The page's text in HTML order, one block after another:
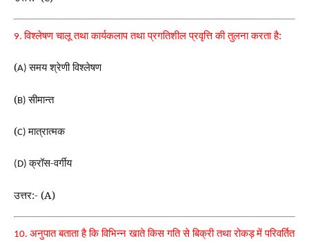
9.विश्लेषण चालू तथा कार्यकलाप तथा प्रगतिशील प्रवृत्ति की तुलना करता है:
(A)समय श्रेणी विश्लेषण
(B)सीमान्त
(C)मात्रात्मक
(D)क्रॉस-वर्गीय
उत्तर:- (A)
10. अनुपात बताता है कि विभिन्न खाते किस गति से बिक्री तथा रोकड़में परिवर्तित